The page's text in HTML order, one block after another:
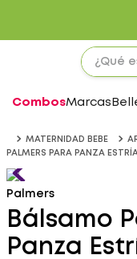
CombosMarcas
MATERNIDAD BEBE
PALMERS PARA PANZA
Palmers
Bálsamo
Panza